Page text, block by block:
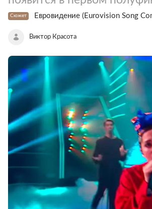
Сюжет Евровидение (Eurovision Song
Виктор Красота